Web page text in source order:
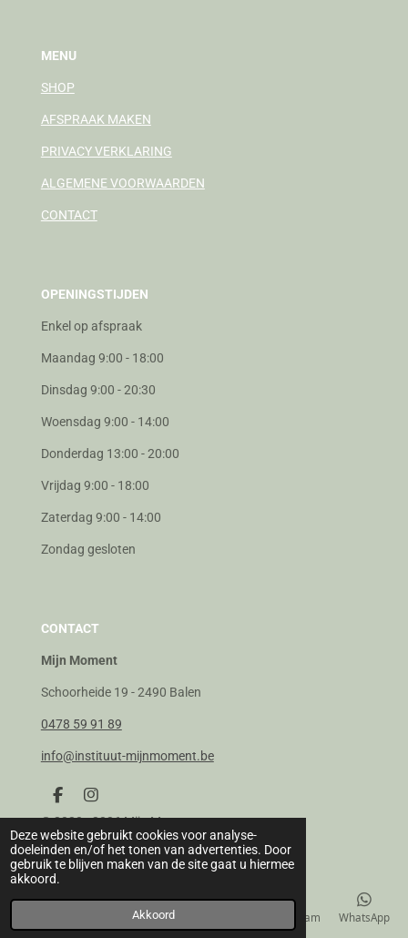
Deze website gebruikt cookies voor analyse-
doeleinden en/of het tonen van advertenties. Door
gebruik te blijven maken van de site gaat u hiermee
akkoord.
Akkoord
MENU
SHOP
AFSPRAAK MAKEN
PRIVACY VERKLARING
ALGEMENE VOORWAARDEN
CONTACT
OPENINGSTIJDEN
Enkel op afspraak
Maandag 9:00 - 18:00
Dinsdag 9:00 - 20:30
Woensdag 9:00 - 14:00
Donderdag 13:00 - 20:00
Vrijdag 9:00 - 18:00
Zaterdag 9:00 - 14:00
Zondag gesloten
CONTACT
Mijn Moment
Schoorheide 19 - 2490 Balen
0478 59 91 89
info@instituut-mijnmoment.be
F
a
c
e
b
k
I
n
s
t
a
a
© 2020 - 2026 Mijn Moment
Telefoonnummer Instagram WhatsApp